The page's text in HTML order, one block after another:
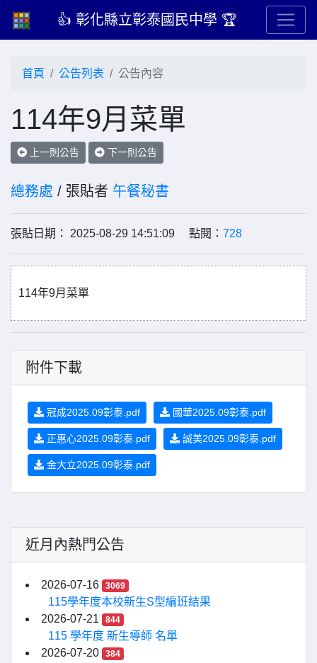
👍 彰化縣立彰泰國民中學 🏆
首頁 公告列表 公告內容
114年9月菜單
上一則公告 下一則公告
總務處 / 張貼者 午餐秘書
張貼日期： 2025-08-29 14:51:09 點閱： 728
114年9月菜單
附件下載
冠成2025.09彰泰.pdf 國華2025.09彰泰.pdf
正惠心2025.09彰泰.pdf 誠美2025.09彰泰.pdf
金大立2025.09彰泰.pdf
近月內熱門公告
2026-07-16 3069
115學年度本校新生S型編班結果
2026-07-21
844
115 學年度 新生導師 名單
2026-07-20
384